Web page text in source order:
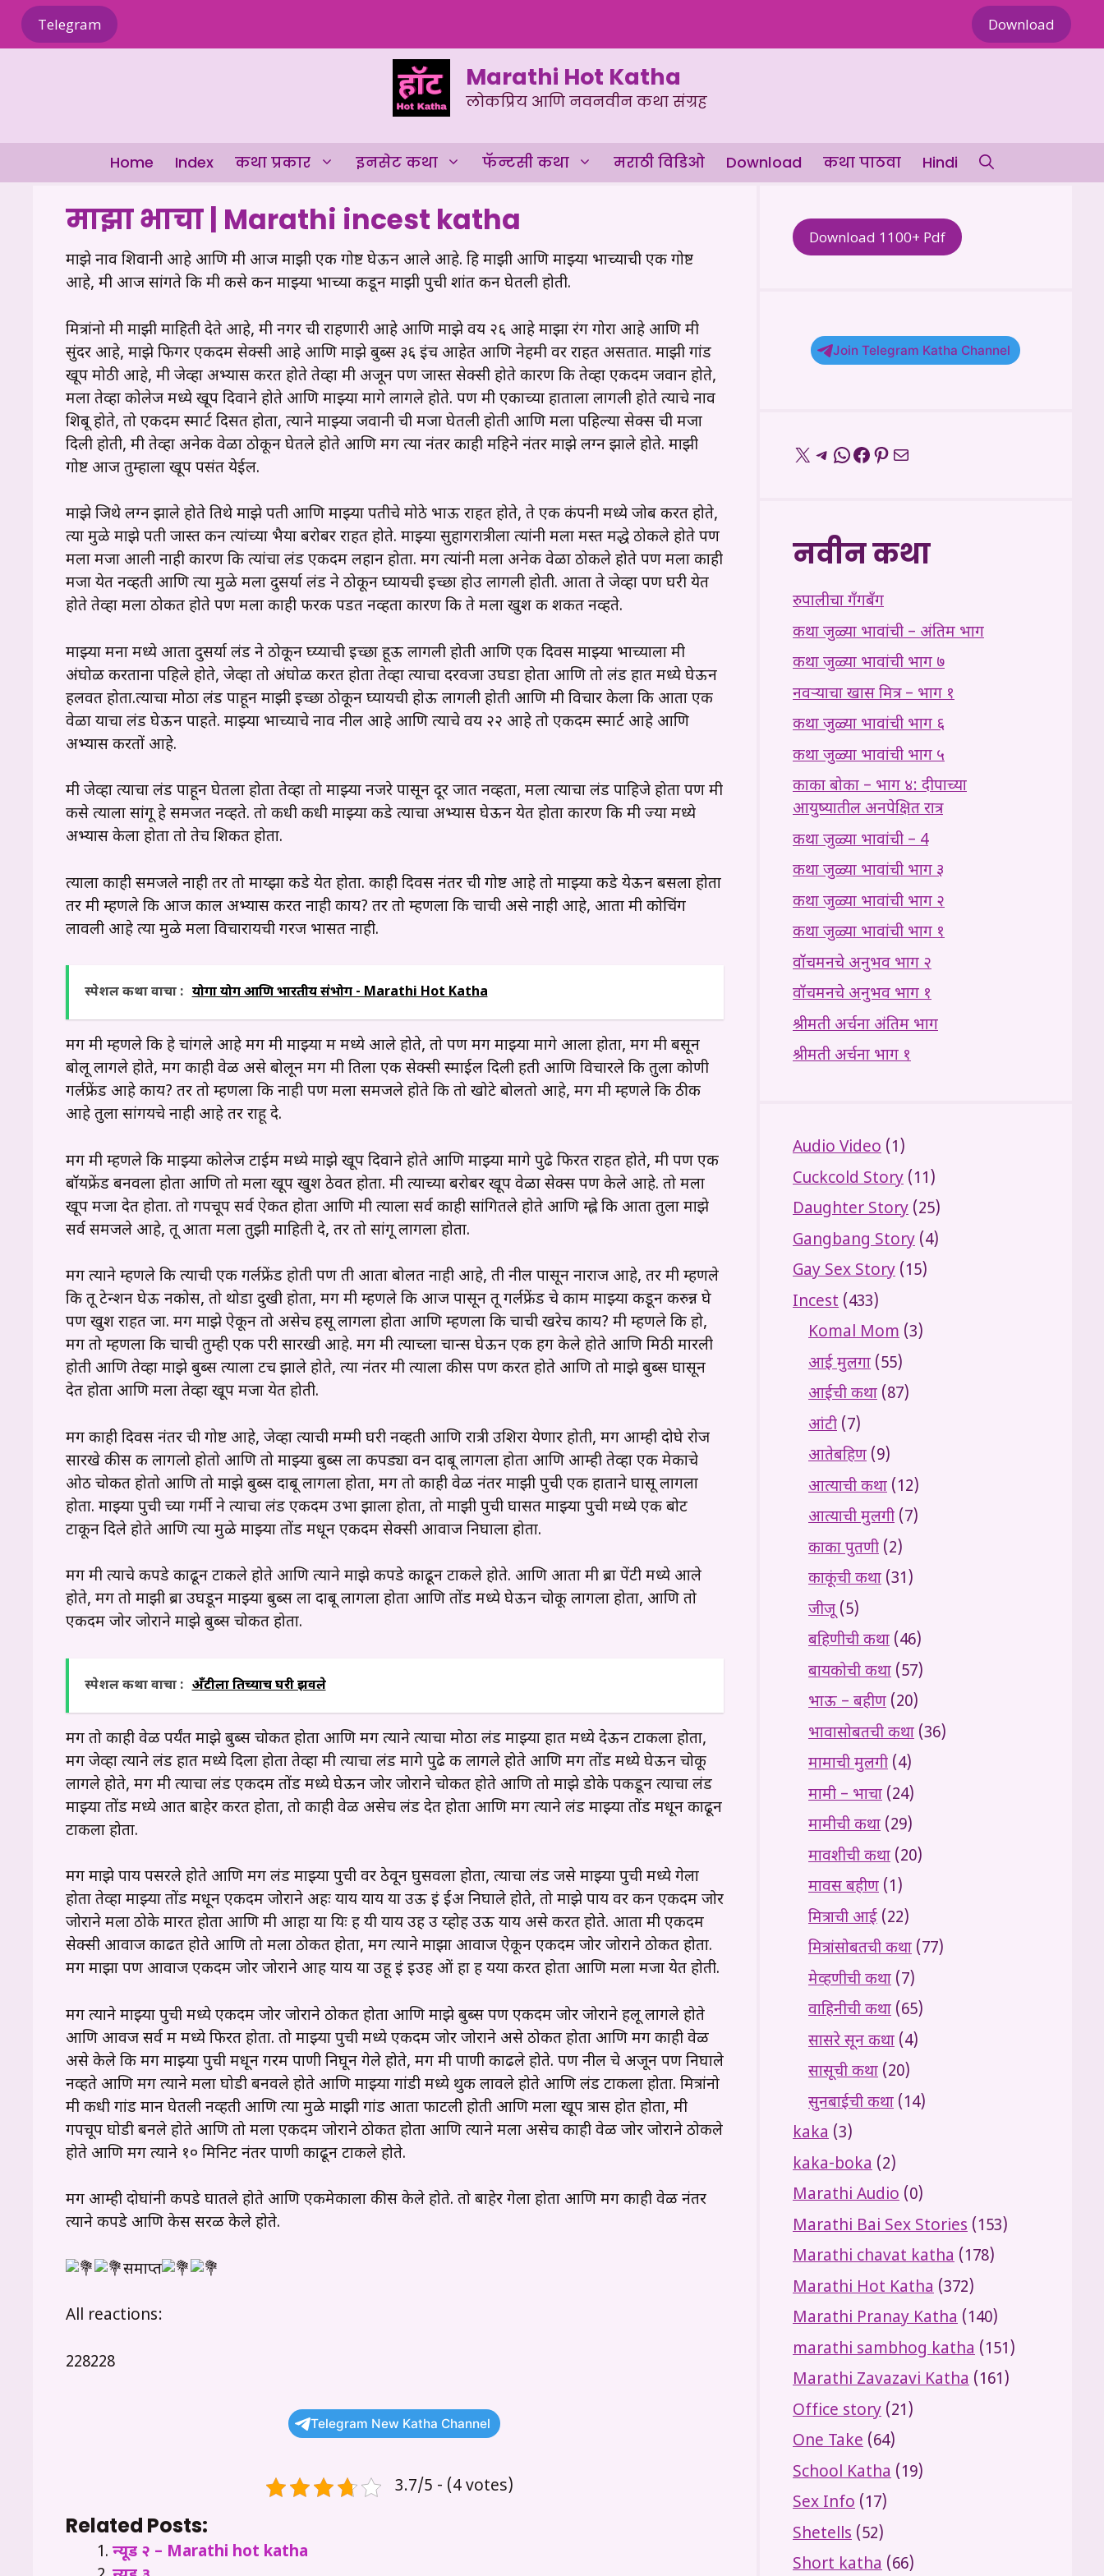
Skip
Telegram Download
Marathi Hot Katha
लोकप्रिय आणि नवनवीन कथा संग्रह
Home Index कथा प्रकार इनसेट कथा फॅन्टसी कथा मराठी विडिओ Download कथा पाठवा Hindi
माझा भाचा | Marathi incest katha
माझे नाव शिवानी आहे आणि मी आज माझी एक गोष्ट घेऊन आले आहे. हि माझी आणि माझ्या भाच्याची एक गोष्ट
आहे, मी आज सांगते कि मी कसे करून माझ्या भाच्या कडून माझी पुची शांत करून घेतली होती.
मित्रांनो मी माझी माहिती देते आहे, मी नगर ची राहणारी आहे आणि माझे वय २६ आहे माझा रंग गोरा आहे आणि मी
सुंदर आहे, माझे फिगर एकदम सेक्सी आहे आणि माझे बुब्स ३६ इंच आहेत आणि नेहमी वर राहत असतात. माझी गांड
खूप मोठी आहे, मी जेव्हा अभ्यास करत होते तेव्हा मी अजून पण जास्त सेक्सी होते कारण कि तेव्हा एकदम जवान होते,
मला तेव्हा कोलेज मध्ये खूप दिवाने होते आणि माझ्या मागे लागले होते. पण मी एकाच्या हाताला लागली होते त्याचे नाव
शिबू होते, तो एकदम स्मार्ट दिसत होता, त्याने माझ्या जवानी ची मजा घेतली होती आणि मला पहिल्या सेक्स ची मजा
दिली होती, मी तेव्हा अनेक वेळा ठोकून घेतले होते आणि मग त्या नंतर काही महिने नंतर माझे लग्न झाले होते. माझी
गोष्ट आज तुम्हाला खूप पसंत येईल.
माझे जिथे लग्न झाले होते तिथे माझे पती आणि माझ्या पतीचे मोठे भाऊ राहत होते, ते एक कंपनी मध्ये जोब करत होते,
त्या मुळे माझे पती जास्त करून त्यांच्या भैया बरोबर राहत होते. माझ्या सुहागरात्रीला त्यांनी मला मस्त मद्धे ठोकले होते पण
मला मजा आली नाही कारण कि त्यांचा लंड एकदम लहान होता. मग त्यांनी मला अनेक वेळा ठोकले होते पण मला काही
मजा येत नव्हती आणि त्या मुळे मला दुसर्या लंड ने ठोकून घ्यायची इच्छा होउ लागली होती. आता ते जेव्हा पण घरी येत
होते तेव्हा मला ठोकत होते पण मला काही फरक पडत नव्हता कारण कि ते मला खुश करू शकत नव्हते.
माझ्या मना मध्ये आता दुसर्या लंड ने ठोकून घ्य्याची इच्छा हूऊ लागली होती आणि एक दिवस माझ्या भाच्याला मी
अंघोळ करताना पहिले होते, जेव्हा तो अंघोळ करत होता तेव्हा त्याचा दरवजा उघडा होता आणि तो लंड हात मध्ये घेऊन
हलवत होता.त्याचा मोठा लंड पाहून माझी इच्छा ठोकून घ्यायची होऊ लागली होती आणि मी विचार केला कि आता एक
वेळा याचा लंड घेऊन पाहते. माझ्या भाच्याचे नाव नील आहे आणि त्याचे वय २२ आहे तो एकदम स्मार्ट आहे आणि
अभ्यास करतों आहे.
मी जेव्हा त्याचा लंड पाहून घेतला होता तेव्हा तो माझ्या नजरे पासून दूर जात नव्हता, मला त्याचा लंड पाहिजे होता पण मी
कसे त्याला सांगू हे समजत नव्हते. तो कधी कधी माझ्या कडे त्याचा अभ्यास घेऊन येत होता कारण कि मी ज्या मध्ये
अभ्यास केला होता तो तेच शिकत होता.
त्याला काही समजले नाही तर तो माय्झा कडे येत होता. काही दिवस नंतर ची गोष्ट आहे तो माझ्या कडे येऊन बसला होता
तर मी म्हणले कि आज काल अभ्यास करत नाही काय? तर तो म्हणला कि चाची असे नाही आहे, आता मी कोचिंग
लावली आहे त्या मुळे मला विचारायची गरज भासत नाही.
स्पेशल कथा वाचा : योगा योग आणि भारतीय संभोग - Marathi Hot Katha
मग मी म्हणले कि हे चांगले आहे मग मी माझ्या रूम मध्ये आले होते, तो पण मग माझ्या मागे आला होता, मग मी बसून
बोलू लागले होते, मग काही वेळ असे बोलून मग मी तिला एक सेक्सी स्माईल दिली हती आणि विचारले कि तुला कोणी
गर्लफ्रेंड आहे काय? तर तो म्हणला कि नाही पण मला समजले होते कि तो खोटे बोलतो आहे, मग मी म्हणले कि ठीक
आहे तुला सांगयचे नाही आहे तर राहू दे.
मग मी म्हणले कि माझ्या कोलेज टाईम मध्ये माझे खूप दिवाने होते आणि माझ्या मागे पुढे फिरत राहत होते, मी पण एक
बॉयफ्रेंड बनवला होता आणि तो मला खूप खुश ठेवत होता. मी त्याच्या बरोबर खूप वेळा सेक्स पण केले आहे. तो मला
खूप मजा देत होता. तो गपचूप सर्व ऐकत होता आणि मी त्याला सर्व काही सांगितले होते आणि म्ह्ले कि आता तुला माझे
सर्व समजले आहे, तू आता मला तुझी माहिती दे, तर तो सांगू लागला होता.
मग त्याने म्हणले कि त्याची एक गर्लफ्रेंड होती पण ती आता बोलत नाही आहे, ती नील पासून नाराज आहे, तर मी म्हणले
कि तू टेन्शन घेऊ नकोस, तो थोडा दुखी होता, मग मी म्हणले कि आज पासून तू गर्लफ्रेंड चे काम माझ्या कडून करुन्न घे
पण खुश राहत जा. मग माझे ऐकून तो असेच हसू लागला होता आणि म्हणला कि चाची खरेच काय? मी म्हणले कि हो,
मग तो म्हणला कि चाची तुम्ही एक परी सारखी आहे. मग मी त्याच्ला चान्स घेऊन एक हग केले होते आणि मिठी मारली
होती आणि तेव्हा माझे बुब्स त्याला टच झाले होते, त्या नंतर मी त्याला कीस पण करत होते आणि तो माझे बुब्स घासून
देत होता आणि मला तेव्हा खूप मजा येत होती.
मग काही दिवस नंतर ची गोष्ट आहे, जेव्हा त्याची मम्मी घरी नव्हती आणि रात्री उशिरा येणार होती, मग आम्ही दोघे रोज
सारखे कीस करू लागलो होतो आणि तो माझ्या बुब्स ला कपड्या वरून दाबू लागला होता आणि आम्ही तेव्हा एक मेकाचे
ओठ चोकत होतो आणि तो माझे बुब्स दाबू लागला होता, मग तो काही वेळ नंतर माझी पुची एक हाताने घासू लागला
होता. माझ्या पुची च्या गर्मी ने त्याचा लंड एकदम उभा झाला होता, तो माझी पुची घासत माझ्या पुची मध्ये एक बोट
टाकून दिले होते आणि त्या मुळे माझ्या तोंड मधून एकदम सेक्सी आवाज निघाला होता.
मग मी त्याचे कपडे काढून टाकले होते आणि त्याने माझे कपडे काढून टाकले होते. आणि आता मी ब्रा पेंटी मध्ये आले
होते, मग तो माझी ब्रा उघडून माझ्या बुब्स ला दाबू लागला होता आणि तोंड मध्ये घेऊन चोकू लागला होता, आणि तो
एकदम जोर जोराने माझे बुब्स चोकत होता.
स्पेशल कथा वाचा : अँटीला तिच्याच घरी झवले
मग तो काही वेळ पर्यंत माझे बुब्स चोकत होता आणि मग त्याने त्याचा मोठा लंड माझ्या हात मध्ये देऊन टाकला होता,
मग जेव्हा त्याने लंड हात मध्ये दिला होता तेव्हा मी त्याचा लंड मागे पुढे करू लागले होते आणि मग तोंड मध्ये घेऊन चोकू
लागले होते, मग मी त्याचा लंड एकदम तोंड मध्ये घेऊन जोर जोराने चोकत होते आणि तो माझे डोके पकडून त्याचा लंड
माझ्या तोंड मध्ये आत बाहेर करत होता, तो काही वेळ असेच लंड देत होता आणि मग त्याने लंड माझ्या तोंड मधून काढून
टाकला होता.
मग माझे पाय पसरले होते आणि मग लंड माझ्या पुची वर ठेवून घुसवला होता, त्याचा लंड जसे माझ्या पुची मध्ये गेला
होता तेव्हा माझ्या तोंड मधून एकदम जोराने अहः याय याय या उऊ इं ईअ निघाले होते, तो माझे पाय वर करून एकदम जोर
जोराने मला ठोके मारत होता आणि मी आहा या यिः ह यी याय उह उ य्होह उऊ याय असे करत होते. आता मी एकदम
सेक्सी आवाज काढत होते आणि तो मला ठोकत होता, मग त्याने माझा आवाज ऐकून एकदम जोर जोराने ठोकत होता.
मग माझा पण आवाज एकदम जोर जोराने आह याय या उहू इं इउह ओं हा ह यया करत होता आणि मला मजा येत होती.
मग त्याने माझ्या पुची मध्ये एकदम जोर जोराने ठोकत होता आणि माझे बुब्स पण एकदम जोर जोराने हलू लागले होते
आणि आवज सर्व रूम मध्ये फिरत होता. तो माझ्या पुची मध्ये एकदम जोर जोराने असे ठोकत होता आणि मग काही वेळ
असे केले कि मग माझ्या पुची मधून गरम पाणी निघून गेले होते, मग मी पाणी काढले होते. पण नील चे अजून पण निघाले
नव्हते आणि मग त्याने मला घोडी बनवले होते आणि माझ्या गांडी मध्ये थुक लावले होते आणि लंड टाकला होता. मित्रांनो
मी कधी गांड मारून घेतली नव्हती आणि त्या मुळे माझी गांड आता फाटली होती आणि मला खूप त्रास होत होता, मी
गपचूप घोडी बनले होते आणि तो मला एकदम जोराने ठोकत होता आणि त्याने मला असेच काही वेळ जोर जोराने ठोकले
होते आणि मग त्याने १० मिनिट नंतर पाणी काढून टाकले होते.
मग आम्ही दोघांनी कपडे घातले होते आणि एकमेकाला कीस केले होते. तो बाहेर गेला होता आणि मग काही वेळ नंतर
त्याने कपडे आणि केस सरळ केले होते.
समाप्त
All reactions:
228228
Telegram New Katha Channel
3.7/5 - (4 votes)
Related Posts:
न्यूड २ – Marathi hot katha
Download 1100+ Pdf
Join Telegram Katha Channel
X Telegram
WhatsApp
Facebook
Pinterest
Mail
नवीन कथा
रुपालीचा गँगबँग
कथा जुळ्या भावांची – अंतिम भाग
कथा जुळ्या भावांची भाग ७
नवऱ्याचा खास मित्र – भाग १
कथा जुळ्या भावांची भाग ६
कथा जुळ्या भावांची भाग ५
काका बोका – भाग ४: दीपाच्या
आयुष्यातील अनपेक्षित रात्र
कथा जुळ्या भावांची – 4
कथा जुळ्या भावांची भाग ३
कथा जुळ्या भावांची भाग २
कथा जुळ्या भावांची भाग १
वॉचमनचे अनुभव भाग २
वॉचमनचे अनुभव भाग १
श्रीमती अर्चना अंतिम भाग
श्रीमती अर्चना भाग १
Audio Video (1)
Cuckcold Story (11)
Daughter Story (25)
Gangbang Story (4)
Gay Sex Story (15)
Incest (433)
Komal Mom (3)
आई मुलगा (55)
आईची कथा (87)
आंटी (7)
आतेबहिण (9)
आत्याची कथा (12)
आत्याची मुलगी (7)
काका पुतणी (2)
काकूंची कथा (31)
जीजू(5)
बहिणीची कथा (46)
बायकोची कथा (57)
भाऊ – बहीण (20)
भावासोबतची कथा (36)
मामाची मुलगी (4)
मामी – भाचा (24)
मामीची कथा (29)
मावशीची कथा (20)
मावस बहीण (1)
मित्राची आई (22)
मित्रांसोबतची कथा (77)
मेव्हणीची कथा (7)
वाहिनीची कथा (65)
सासरे सून कथा (4)
सासूची कथा (20)
सुनबाईची कथा (14)
kaka (3)
kaka-boka (2)
Marathi Audio (0)
Marathi Bai Sex Stories (153)
Marathi chavat katha (178)
Marathi Hot Katha (372)
Marathi Pranay Katha (140)
marathi sambhog katha (151)
Marathi Zavazavi Katha (161)
Office story (21)
One Take (64)
School Katha (19)
Sex Info (17)
Shetells (52)
Short katha (66)